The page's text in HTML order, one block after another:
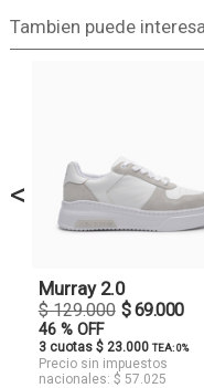
Tambien puede
<
Murray 2.0
$ 129.000 $ 69.000
46 % OFF
3 cuotas $ 23.000 TEA: 0%
Precio sin impuestos
nacionales: $ 57.025